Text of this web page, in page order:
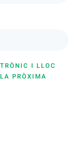
I LLOC
PRÒXIMA